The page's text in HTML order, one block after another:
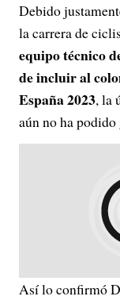
Debido
la carrera de
equipo técnico
de incluir al
España 2023, la
aún no ha podido
Así lo confirmó